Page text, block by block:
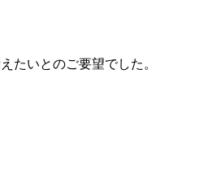
たいとのご要望でした。